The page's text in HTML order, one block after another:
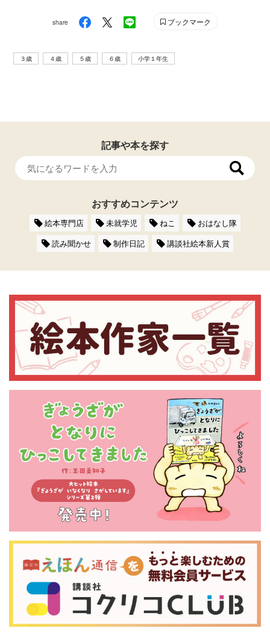
share ブックマーク
３歳 ４歳 ５歳 ６歳 小学１年生
記事や本を探す
おすすめコンテンツ
絵本専門店 未就学児 ねこ
おはなし隊
読み聞かせ
制作日記 講談社絵本新人賞